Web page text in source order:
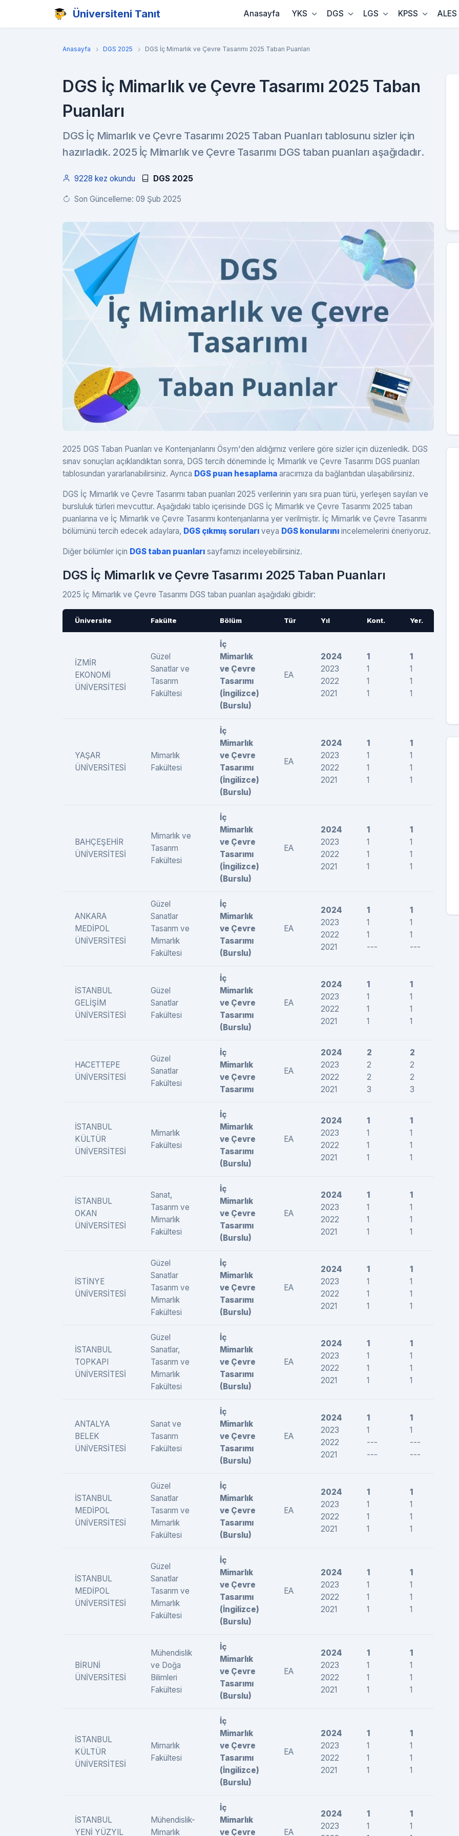
Üniversiteni Tanıt Anasayfa YKS DGS LGS KPSS ALES
Anasayfa DGS 2025 DGS İç Mimarlık ve Çevre Tasarımı 2025 Taban Puanları
DGS İç Mimarlık ve Çevre Tasarımı 2025 Taban
Puanları
DGS İç Mimarlık ve Çevre Tasarımı 2025 Taban Puanları tablosunu sizler için
hazırladık. 2025 İç Mimarlık ve Çevre Tasarımı DGS taban puanları aşağıdadır.
9228 kez okundu DGS 2025
Son Güncelleme: 09 Şub 2025
2025 DGS Taban Puanları ve Kontenjanlarını Ösym'den aldığımız verilere göre sizler için düzenledik. DGS
sınav sonuçları açıklandıktan sonra, DGS tercih döneminde İç Mimarlık ve Çevre Tasarımı DGS puanları
tablosundan yararlanabilirsiniz. Ayrıca DGS puan hesaplama aracımıza da bağlantıdan ulaşabilirsiniz.
DGS İç Mimarlık ve Çevre Tasarımı taban puanları 2025 verilerinin yanı sıra puan türü, yerleşen sayıları ve
bursluluk türleri mevcuttur. Aşağıdaki tablo içerisinde DGS İç Mimarlık ve Çevre Tasarımı 2025 taban
puanlarına ve İç Mimarlık ve Çevre Tasarımı kontenjanlarına yer verilmiştir. İç Mimarlık ve Çevre Tasarımı
bölümünü tercih edecek adaylara, DGS çıkmış soruları veya DGS konularını incelemelerini öneriyoruz.
Diğer bölümler için DGS taban puanları sayfamızı inceleyebilirsiniz.
DGS İç Mimarlık ve Çevre Tasarımı 2025 Taban Puanları
2025 İç Mimarlık ve Çevre Tasarımı DGS taban puanları aşağıdaki gibidir:
Üniversite Fakülte Bölüm Tür Yıl Kont. Yer.
İZMİR
EKONOMİ
ÜNİVERSİTESİ
Güzel
Sanatlar ve
Tasarım
Fakültesi
İç
Mimarlık
ve Çevre
Tasarımı
(İngilizce)
(Burslu)
EA
2024
2023
2022
2021
1
1
1
1
1
1
1
1
YAŞAR
ÜNİVERSİTESİ
Mimarlık
Fakültesi
İç
Mimarlık
ve Çevre
Tasarımı
(İngilizce)
(Burslu)
EA
2024
2023
2022
2021
1
1
1
1
1
1
1
1
BAHÇEŞEHİR
ÜNİVERSİTESİ
Mimarlık ve
Tasarım
Fakültesi
İç
Mimarlık
ve Çevre
Tasarımı
(İngilizce)
(Burslu)
EA
2024
2023
2022
2021
1
1
1
1
1
1
1
1
ANKARA
MEDİPOL
ÜNİVERSİTESİ
Güzel
Sanatlar
Tasarım ve
Mimarlık
Fakültesi
İç
Mimarlık
ve Çevre
Tasarımı
(Burslu)
EA
2024
2023
2022
2021
1
1
1
---
1
1
1
---
İSTANBUL
GELİŞİM
ÜNİVERSİTESİ
Güzel
Sanatlar
Fakültesi
İç
Mimarlık
ve Çevre
Tasarımı
(Burslu)
EA
2024
2023
2022
2021
1
1
1
1
1
1
1
1
HACETTEPE
ÜNİVERSİTESİ
Güzel
Sanatlar
Fakültesi
İç
Mimarlık
ve Çevre
Tasarımı
EA
2024
2023
2022
2021
2
2
2
3
2
2
2
3
İSTANBUL
KÜLTÜR
ÜNİVERSİTESİ
Mimarlık
Fakültesi
İç
Mimarlık
ve Çevre
Tasarımı
(Burslu)
EA
2024
2023
2022
2021
1
1
1
1
1
1
1
1
İSTANBUL
OKAN
ÜNİVERSİTESİ
Sanat,
Tasarım ve
Mimarlık
Fakültesi
İç
Mimarlık
ve Çevre
Tasarımı
(Burslu)
EA
2024
2023
2022
2021
1
1
1
1
1
1
1
1
İSTİNYE
ÜNİVERSİTESİ
Güzel
Sanatlar
Tasarım ve
Mimarlık
Fakültesi
İç
Mimarlık
ve Çevre
Tasarımı
(Burslu)
EA
2024
2023
2022
2021
1
1
1
1
1
1
1
1
İSTANBUL
TOPKAPI
ÜNİVERSİTESİ
Güzel
Sanatlar,
Tasarım ve
Mimarlık
Fakültesi
İç
Mimarlık
ve Çevre
Tasarımı
(Burslu)
EA
2024
2023
2022
2021
1
1
1
1
1
1
1
1
ANTALYA
BELEK
ÜNİVERSİTESİ
Sanat ve
Tasarım
Fakültesi
İç
Mimarlık
ve Çevre
Tasarımı
(Burslu)
EA
2024
2023
2022
2021
1
1
---
---
1
1
---
---
İSTANBUL
MEDİPOL
ÜNİVERSİTESİ
Güzel
Sanatlar
Tasarım ve
Mimarlık
Fakültesi
İç
Mimarlık
ve Çevre
Tasarımı
(Burslu)
EA
2024
2023
2022
2021
1
1
1
1
1
1
1
1
İSTANBUL
MEDİPOL
ÜNİVERSİTESİ
Güzel
Sanatlar
Tasarım ve
Mimarlık
Fakültesi
İç
Mimarlık
ve Çevre
Tasarımı
(İngilizce)
(Burslu)
EA
2024
2023
2022
2021
1
1
1
1
1
1
1
1
BİRUNİ
ÜNİVERSİTESİ
Mühendislik
ve Doğa
Bilimleri
Fakültesi
İç
Mimarlık
ve Çevre
Tasarımı
(Burslu)
EA
2024
2023
2022
2021
1
1
1
1
1
1
1
1
İSTANBUL
KÜLTÜR
ÜNİVERSİTESİ
Mimarlık
Fakültesi
İç
Mimarlık
ve Çevre
Tasarımı
(İngilizce)
(Burslu)
EA
2024
2023
2022
2021
1
1
1
1
1
1
1
1
İSTANBUL
YENİ YÜZYIL
Mühendislik-
Mimarlık
İç
Mimarlık
ve Çevre
EA
2024
2023
1
1
1
1